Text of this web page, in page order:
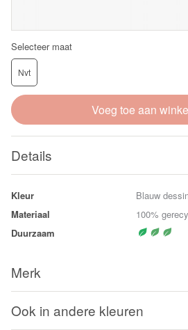
Selecteer maat
Nvt
Voeg toe aan
Details
Kleur
Blauw
Materiaal
100%
Duurzaam
Merk
Ook in andere kleuren